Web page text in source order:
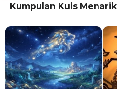
Kumpulan Kuis Menarik